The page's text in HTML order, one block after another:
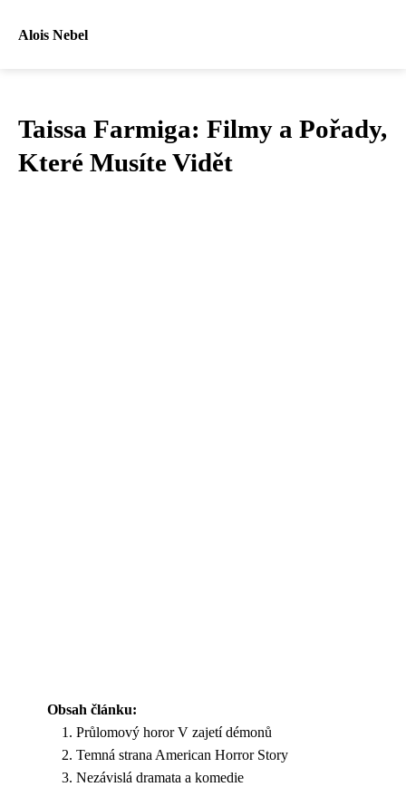
Alois Nebel
Taissa Farmiga: Filmy a Pořady,
Které Musíte Vidět
Obsah článku:
Průlomový horor V zajetí démonů
Temná strana American Horror Story
Nezávislá dramata a komedie